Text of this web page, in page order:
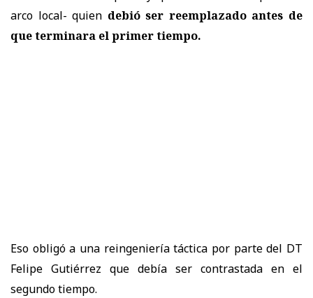
arco local- quien debió ser reemplazado antes de
que terminara el primer tiempo.
Eso obligó a una reingeniería táctica por parte del DT
Felipe Gutiérrez que debía ser contrastada en el
segundo tiempo.